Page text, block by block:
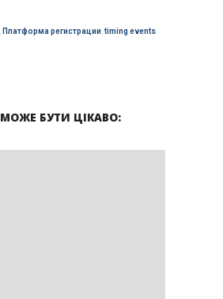
Платформа регистрации,timing events
БУТИ ЦІКАВО: